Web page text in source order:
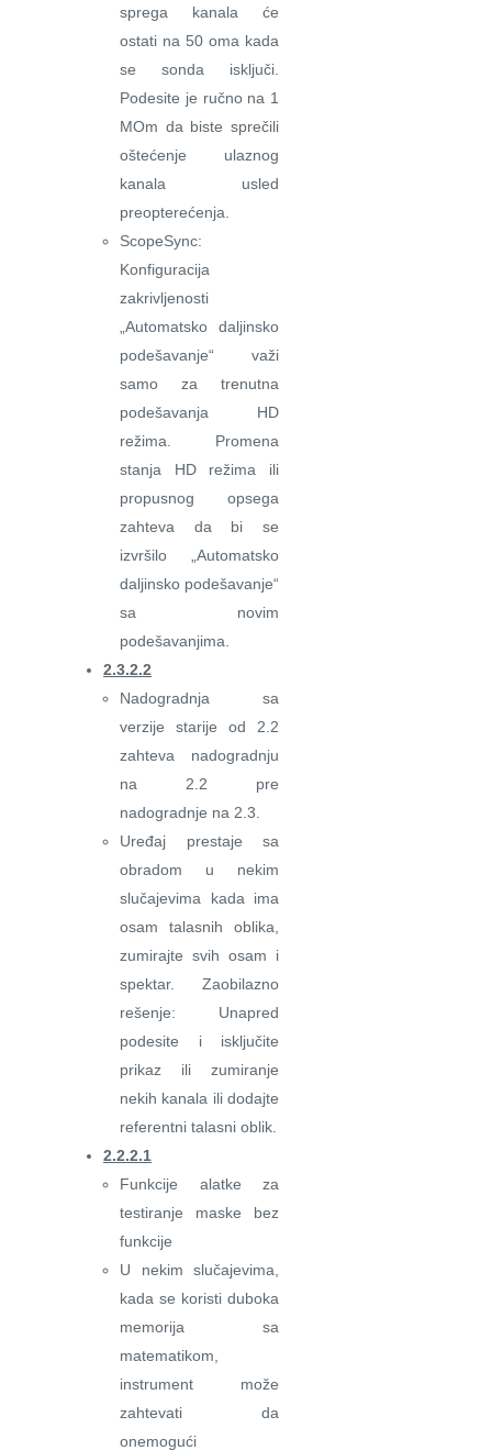
sprega kanala će
ostati na 50 oma kada
se sonda isključi.
Podesite je ručno na 1
MOm da biste sprečili
oštećenje ulaznog
kanala usled
preopterećenja.
ScopeSync:
Konfiguracija
zakrivljenosti
„Automatsko daljinsko
podešavanje“ važi
samo za trenutna
podešavanja HD
režima. Promena
stanja HD režima ili
propusnog opsega
zahteva da bi se
izvršilo „Automatsko
daljinsko podešavanje“
sa novim
podešavanjima.
2.3.2.2
Nadogradnja sa
verzije starije od 2.2
zahteva nadogradnju
na 2.2 pre
nadogradnje na 2.3.
Uređaj prestaje sa
obradom u nekim
slučajevima kada ima
osam talasnih oblika,
zumirajte svih osam i
spektar. Zaobilazno
rešenje: Unapred
podesite i isključite
prikaz ili zumiranje
nekih kanala ili dodajte
referentni talasni oblik.
2.2.2.1
Funkcije alatke za
testiranje maske bez
funkcije
U nekim slučajevima,
kada se koristi duboka
memorija sa
matematikom,
instrument može
zahtevati da
onemogući